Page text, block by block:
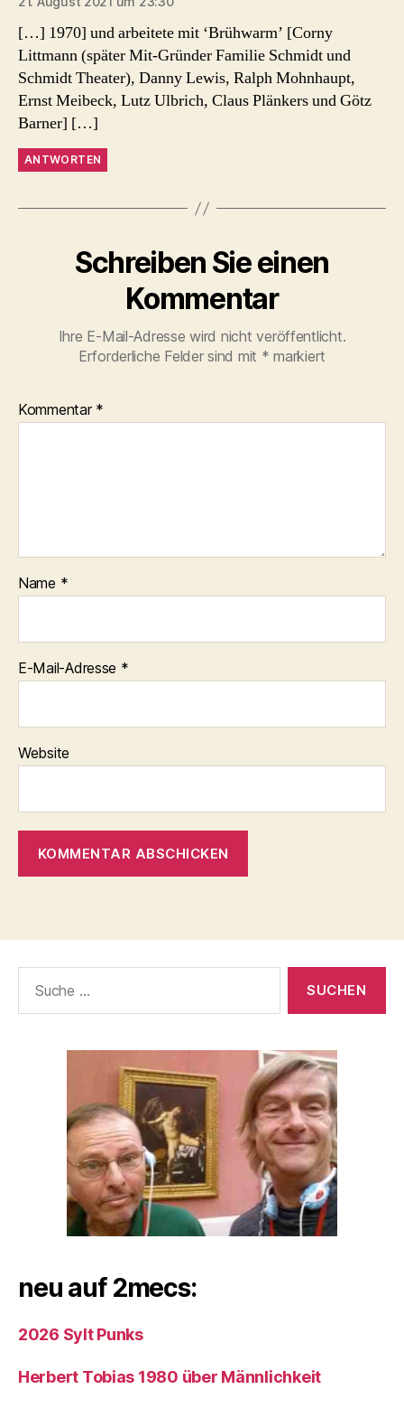
[…] 1970] und arbeitete mit ‘Brühwarm’ [Corny
Littmann (später Mit-Gründer Familie Schmidt und
Schmidt Theater), Danny Lewis, Ralph Mohnhaupt,
Ernst Meibeck, Lutz Ulbrich, Claus Plänkers und Götz
Barner] […]
ANTWORTEN
Schreiben Sie einen
Kommentar
Ihre E-Mail-Adresse wird nicht veröffentlicht.
Erforderliche Felder sind mit * markiert
Kommentar *
Name *
E-Mail-Adresse *
Website
nach:
neu auf 2mecs:
2026 Sylt Punks
Herbert Tobias 1980 über Männlichkeit